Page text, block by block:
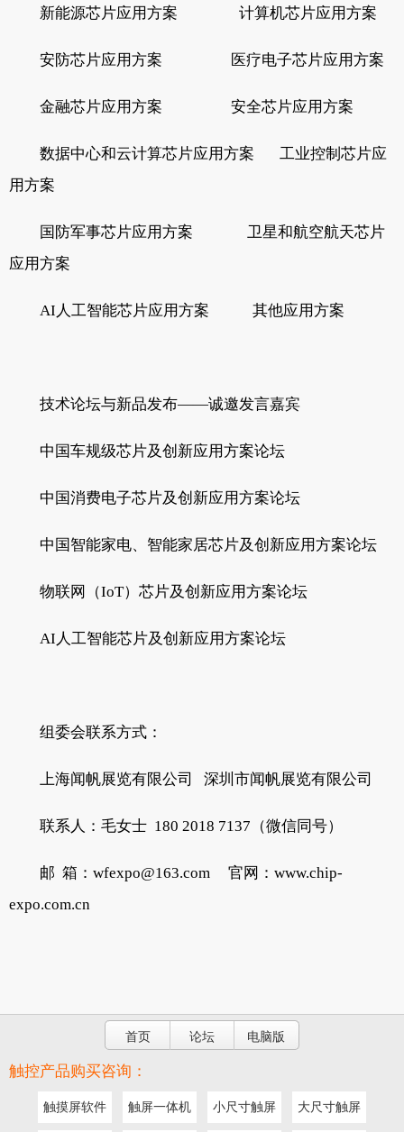
新能源芯片应用方案 计算机芯片应用方案
安防芯片应用方案 医疗电子芯片应用方案
金融芯片应用方案 安全芯片应用方案
数据中心和云计算芯片应用方案 工业控制芯片应
用方案
国防军事芯片应用方案 卫星和航空航天芯片
应用方案
AI人工智能芯片应用方案 其他应用方案
技术论坛与新品发布——诚邀发言嘉宾
中国车规级芯片及创新应用方案论坛
中国消费电子芯片及创新应用方案论坛
中国智能家电、智能家居芯片及创新应用方案论坛
物联网（IoT）芯片及创新应用方案论坛
AI人工智能芯片及创新应用方案论坛
组委会联系方式：
上海闻帆展览有限公司 深圳市闻帆展览有限公司
联系人：毛女士 180 2018 7137（微信同号）
邮 箱：wfexpo@163.com 官网：www.chip-
expo.com.cn
首页 论坛 电脑版
触控产品购买咨询：
触摸屏软件 触屏一体机 小尺寸触屏 大尺寸触屏